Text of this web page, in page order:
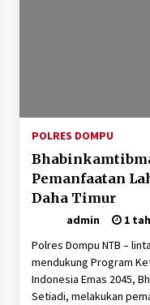
POLRES DOMPU
Pemanfaatan
Daha Timur
admin
1
Polres Dompu NTB –
mendukung Program
Indonesia Emas 2045,
Setiadi, melakukan